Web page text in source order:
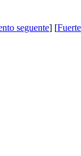
seguente] [